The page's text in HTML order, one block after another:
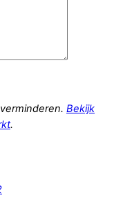
Bekijk
.